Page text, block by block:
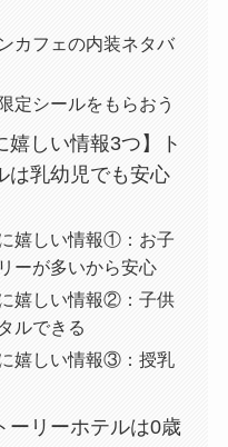
カフェの内装ネタバ
定シールをもらおう
嬉しい情報3つ】ト
は乳幼児でも安心
嬉しい情報①：お子
ーが多いから安心
嬉しい情報②：子供
ルできる
嬉しい情報③：授乳
ーリーホテルは0歳